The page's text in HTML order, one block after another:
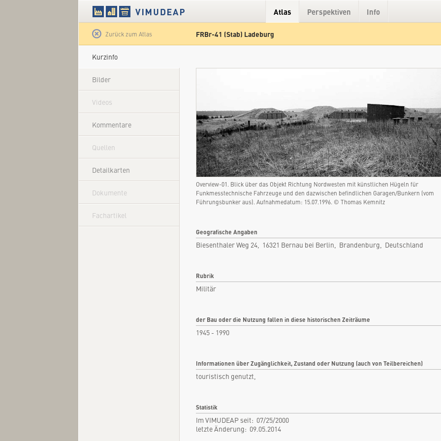
Atlas Perspektiven Info
Zurück zum Atlas FRBr-41 (Stab) Ladeburg
Kurzinfo
Bilder
Videos
Kommentare
Quellen
Detailkarten
Dokumente
Fachartikel
Overview-01. Blick über das Objekt Richtung Nordwesten mit künstlichen Hügeln für
Funkmesstechnische Fahrzeuge und den dazwischen befindlichen Garagen/Bunkern (vom
Führungsbunker aus). Aufnahmedatum: 15.07.1996. © Thomas Kemnitz
Geografische Angaben
Biesenthaler Weg 24, 16321 Bernau bei Berlin, Brandenburg, Deutschland
Rubrik
Militär
der Bau oder die Nutzung fallen in diese historischen Zeiträume
1945 - 1990
Informationen über Zugänglichkeit, Zustand oder Nutzung (auch von Teilbereichen)
touristisch genutzt,
Statistik
Im VIMUDEAP seit: 07/25/2000
letzte Änderung: 09.05.2014
Satellit Hybrid Gelände
Deutschland
Rubrik: Militär
Fachartikel
Videos